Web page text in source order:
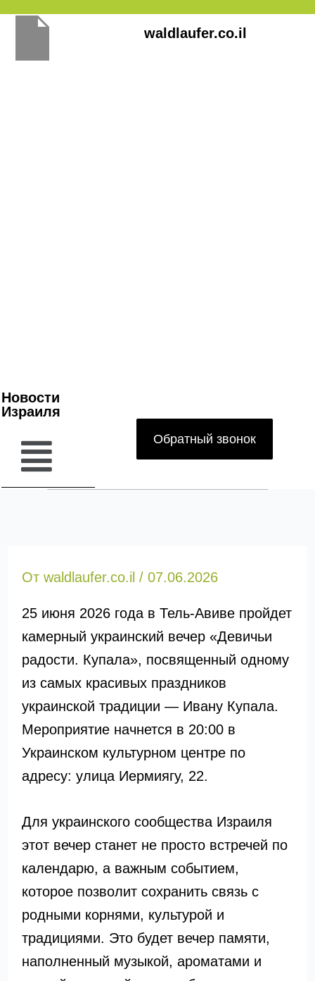
Перейти
содержимому
waldlaufer.co.il
Новости
Израиля
Обратный звонок
От waldlaufer.co.il / 07.06.2026
25 июня 2026 года в Тель-Авиве пройдет
камерный украинский вечер «Девичьи
радости. Купала», посвященный одному
из самых красивых праздников
украинской традиции — Ивану Купала.
Мероприятие начнется в 20:00 в
Украинском культурном центре по
адресу: улица Иермиягу, 22.
Для украинского сообщества Израиля
этот вечер станет не просто встречей по
календарю, а важным событием,
которое позволит сохранить связь с
родными корнями, культурой и
традициями. Это будет вечер памяти,
наполненный музыкой, ароматами и